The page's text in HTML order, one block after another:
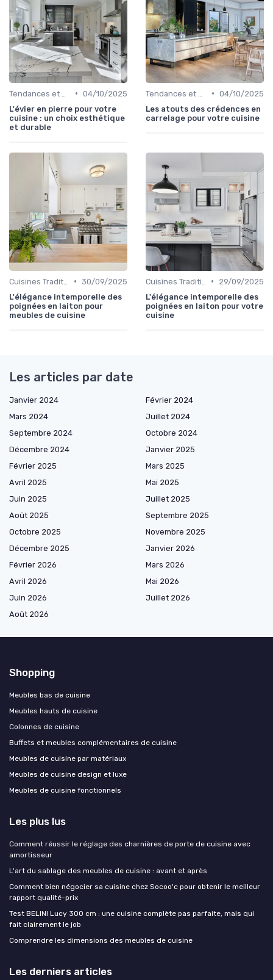
• 04/10/2025
L'évier en pierre pour votre
cuisine : un choix esthétique
et durable
• 04/10/2025
Les atouts des crédences en
carrelage pour votre cuisine
• 30/09/2025
L'élégance intemporelle des
poignées en laiton pour
meubles de cuisine
•
29/09/2025
L'élégance intemporelle des
poignées en laiton pour votre
cuisine
Les articles par date
Janvier 2024
Février 2024
Mars 2024
Juillet 2024
Septembre 2024
Octobre 2024
Décembre 2024
Janvier 2025
Février 2025
Mars 2025
Avril 2025
Mai 2025
Juin 2025
Juillet 2025
Août 2025
Septembre 2025
Octobre 2025
Novembre 2025
Décembre 2025
Janvier 2026
Février 2026
Mars 2026
Avril 2026
Mai 2026
Juin 2026
Juillet 2026
Août 2026
Shopping
Meubles bas de cuisine
Meubles hauts de cuisine
Colonnes de cuisine
Buffets et meubles complémentaires de cuisine
Meubles de cuisine par matériaux
Meubles de cuisine design et luxe
Meubles de cuisine fonctionnels
Les plus lus
Comment réussir le réglage des charnières de porte de cuisine avec
amortisseur
L'art du sablage des meubles de cuisine : avant et après
Comment bien négocier sa cuisine chez Socoo'c pour obtenir le meilleur
rapport qualité-prix
Test BELINI Lucy 300 cm : une cuisine complète pas parfaite, mais qui
fait clairement le job
Comprendre les dimensions des meubles de cuisine
Les derniers articles